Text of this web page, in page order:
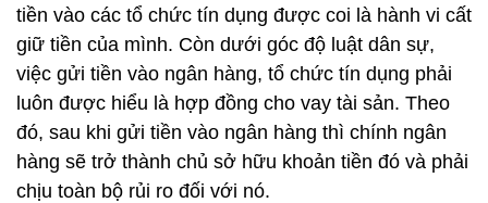
tiền vào các tổ chức tín dụng được coi là hành vi cất
giữ tiền của mình. Còn dưới góc độ luật dân sự,
việc gửi tiền vào ngân hàng, tổ chức tín dụng phải
luôn được hiểu là hợp đồng cho vay tài sản. Theo
đó, sau khi gửi tiền vào ngân hàng thì chính ngân
hàng sẽ trở thành chủ sở hữu khoản tiền đó và phải
chịu toàn bộ rủi ro đối với nó.